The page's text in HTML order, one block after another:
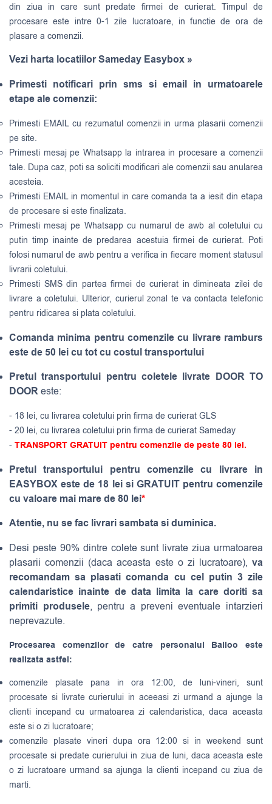
din ziua in care sunt predate firmei de curierat. Timpul de
procesare este intre 0-1 zile lucratoare, in functie de ora de
plasare a comenzii.
Vezi harta locatiilor Sameday Easybox »
Primesti notificari prin sms si email in urmatoarele
etape ale comenzii:
Primesti EMAIL cu rezumatul comenzii in urma plasarii comenzii
pe site.
Primesti mesaj pe Whatsapp la intrarea in procesare a comenzii
tale. Dupa caz, poti sa soliciti modificari ale comenzii sau anularea
acesteia.
Primesti EMAIL in momentul in care comanda ta a iesit din etapa
de procesare si este finalizata.
Primesti mesaj pe Whatsapp cu numarul de awb al coletului cu
putin timp inainte de predarea acestuia firmei de curierat. Poti
folosi numarul de awb pentru a verifica in fiecare moment statusul
livrarii coletului.
Primesti SMS din partea firmei de curierat in dimineata zilei de
livrare a coletului. Ulterior, curierul zonal te va contacta telefonic
pentru ridicarea si plata coletului.
Comanda minima pentru comenzile cu livrare ramburs
este de 50 lei cu tot cu costul transportului
Pretul transportului pentru coletele livrate DOOR TO
DOOReste:
- 18 lei, cu livrarea coletului prin firma de curierat GLS
- 20 lei, cu livrarea coletului prin firma de curierat Sameday
- TRANSPORT GRATUIT pentru comenzile de peste 80 lei.
Pretul transportului pentru comenzile cu livrare in
EASYBOX este de 18 lei si GRATUIT pentru comenzile
cu valoare mai mare de 80 lei*
Atentie, nu se fac livrari sambata si duminica.
Desi peste 90% dintre colete sunt livrate ziua urmatoarea
plasarii comenzii (daca aceasta este o zi lucratoare), va
recomandam sa plasati comanda cu cel putin 3 zile
calendaristice inainte de data limita la care doriti sa
primiti produsele, pentru a preveni eventuale intarzieri
neprevazute.
Procesarea comenzilor de catre personalul Balloo este
realizata astfel:
comenzile plasate pana in ora 12:00, de luni-vineri, sunt
procesate si livrate curierului in aceeasi zi urmand a ajunge la
clienti incepand cu urmatoarea zi calendaristica, daca aceasta
este si o zi lucratoare;
comenzile plasate vineri dupa ora 12:00 si in weekend sunt
procesate si predate curierului in ziua de luni, daca aceasta este
o zi lucratoare urmand sa ajunga la clienti incepand cu ziua de
marti.